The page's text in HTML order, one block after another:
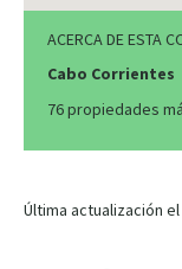
ACERCA DE ESTA
Cabo Corrientes
76 propiedades
Última actualización